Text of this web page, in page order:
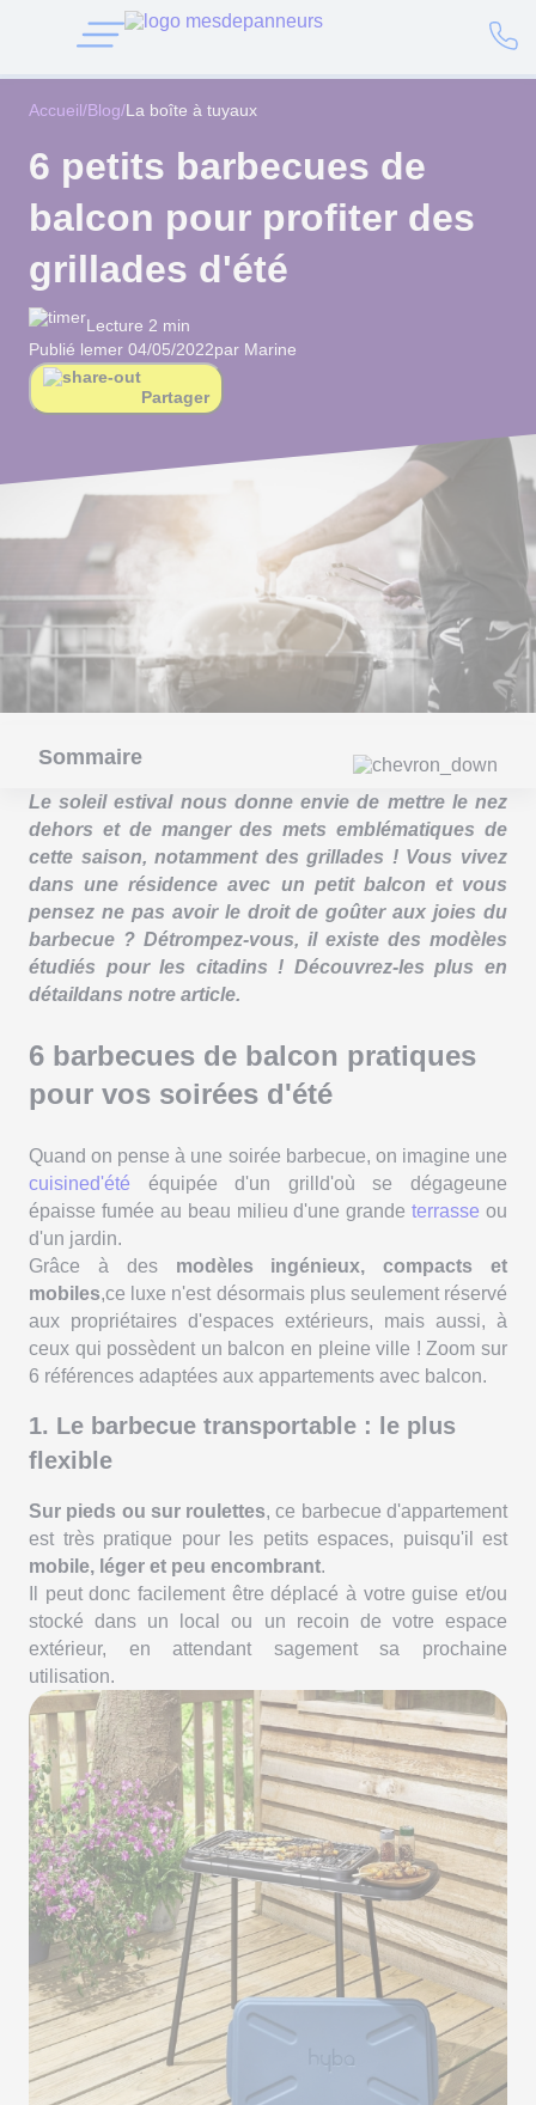
Accueil/Blog/La boîte à tuyaux
6 petits barbecues de
balcon pour profiter des
grillades d'été
Lecture 2 min
Publié lemer 04/05/2022par Marine
Partager
Sommaire
Le soleil estival nous donne envie de mettre le nez
dehors et de manger des mets emblématiques de
cette saison, notamment des grillades ! Vous vivez
dans une résidence avec un petit balcon et vous
pensez ne pas avoir le droit de goûter aux joies du
barbecue ? Détrompez-vous, il existe des modèles
étudiés pour les citadins ! Découvrez-les plus en
détaildans notre article.
6 barbecues de balcon pratiques
pour vos soirées d'été
Quand on pense à une soirée barbecue, on imagine une
cuisined'été équipée d'un grilld'où se dégageune
épaisse fumée au beau milieu d'une grandeterrasse ou
d'un jardin.
Grâce à des modèles ingénieux, compacts et
mobiles,ce luxe n'est désormais plus seulement réservé
aux propriétaires d'espaces extérieurs, mais aussi, à
ceux qui possèdent un balcon en pleine ville ! Zoom sur
6 références adaptées aux appartements avec balcon.
1. Le barbecue transportable : le plus
flexible
Sur pieds ou sur roulettes, ce barbecue d'appartement
est très pratique pour les petits espaces, puisqu'il est
mobile, léger et peu encombrant.
Il peut donc facilement être déplacé à votre guise et/ou
stocké dans un local ou un recoin de votre espace
extérieur, en attendant sagement sa prochaine
utilisation.